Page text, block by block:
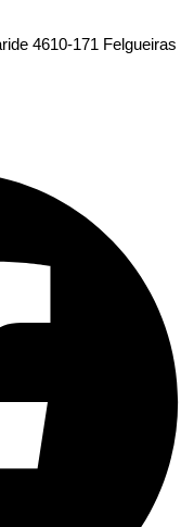
4610-171 Felgueiras